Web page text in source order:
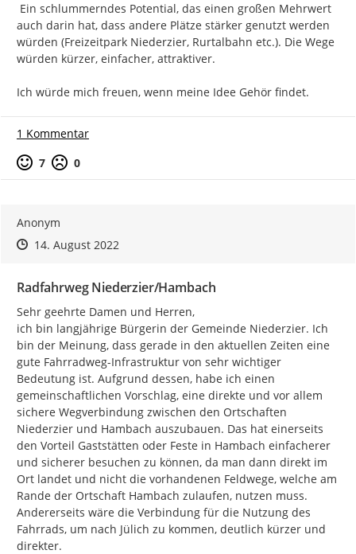
auch darin hat, dass andere Plätze stärker genutzt werden
würden (Freizeitpark Niederzier, Rurtalbahn etc.). Die Wege
würden kürzer, einfacher, attraktiver.
Ich würde mich freuen, wenn meine Idee Gehör findet.
1 Kommentar
Positive Bewertung
7 Negative Bewertung
0
Anonym
Zeitpunkt des Erstellens
Zeitpunkt des Erstellens
14. August 2022Zur Äußerung
Radfahrweg Niederzier/Hambach
Sehr geehrte Damen und Herren,
ich bin langjährige Bürgerin der Gemeinde Niederzier. Ich
bin der Meinung, dass gerade in den aktuellen Zeiten eine
gute Fahrradweg-Infrastruktur von sehr wichtiger
Bedeutung ist. Aufgrund dessen, habe ich einen
gemeinschaftlichen Vorschlag, eine direkte und vor allem
sichere Wegverbindung zwischen den Ortschaften
Niederzier und Hambach auszubauen. Das hat einerseits
den Vorteil Gaststätten oder Feste in Hambach einfacherer
und sicherer besuchen zu können, da man dann direkt im
Ort landet und nicht die vorhandenen Feldwege, welche am
Rande der Ortschaft Hambach zulaufen, nutzen muss.
Andererseits wäre die Verbindung für die Nutzung des
Fahrrads, um nach Jülich zu kommen, deutlich kürzer und
direkter.